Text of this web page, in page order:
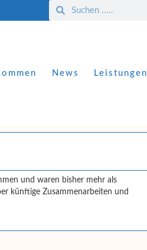
News Leistungen
und waren bisher mehr als
künftige Zusammenarbeiten und